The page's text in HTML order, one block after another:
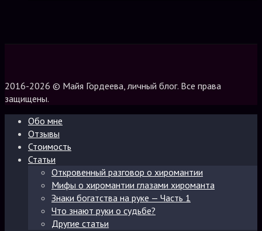
2016-2026 © Майя Гордеева, личный блог. Все права
защищены.
Обо мне
Отзывы
Стоимость
Статьи
Откровенный разговор о хиромантии
Мифы о хиромантии глазами хироманта
Знаки богатства на руке — Часть 1
Что знают руки о судьбе?
Другие статьи